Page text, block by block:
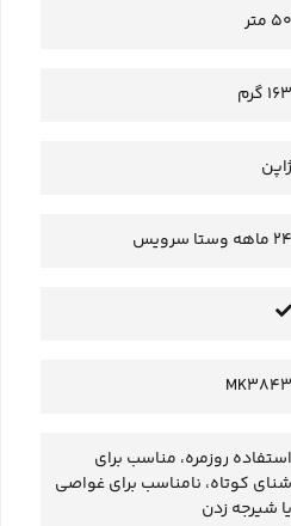
50 متر
163 گرم
ژاپن
24 ماهه وستا سرویس
MK3843
استفاده روزمره، مناسب برای
شنای کوتاه، نامناسب برای غواصی
یا شیرجه زدن